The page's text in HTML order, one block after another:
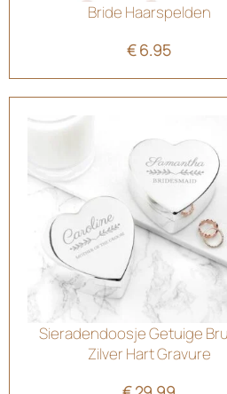
Bride Haarspelden
€6.95
Sieradendoosje Getuige
Zilver Hart Gravure